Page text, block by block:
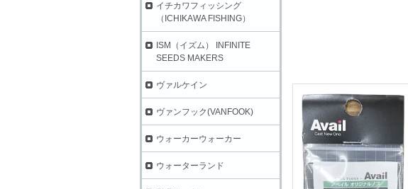
イチカワフィッシング
（ICHIKAWA FISHING）
ISM（イズム） INFINITE
SEEDS MAKERS
ヴァルケイン
ヴァンフック(VANFOOK)
ウォーカーウォーカー
ウォーターランド